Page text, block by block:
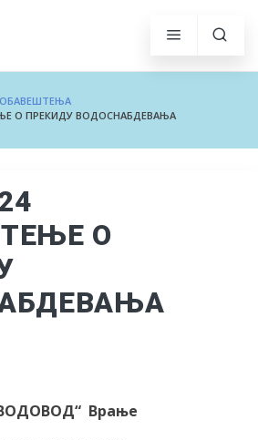
ОБАВЕШТЕЊА
О ПРЕКИДУ ВОДОСНАБДЕВАЊА
О
Врање